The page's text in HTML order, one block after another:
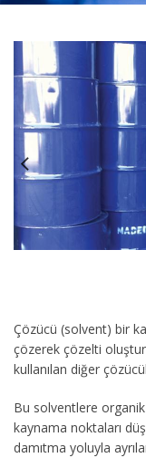
Çözücü (solvent) bir
çözerek çözelti
kullanılan diğer
Bu solventlere
kaynama noktaları
damıtma yoluyla